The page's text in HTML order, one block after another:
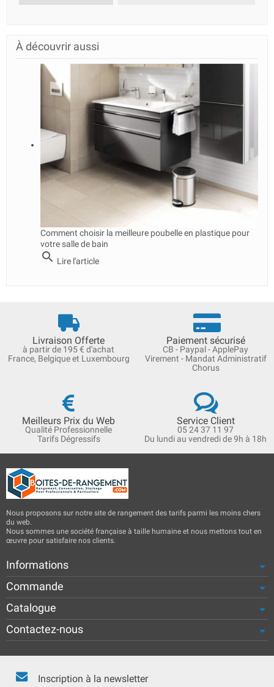
À découvrir aussi
Comment choisir la meilleure poubelle en plastique pour
votre salle de bain
search Lire l'article
Livraison Offerte
à partir de 195 € d'achat
France, Belgique et Luxembourg
Paiement sécurisé
CB - Paypal - ApplePay
Virement - Mandat Administratif
Chorus
Meilleurs Prix du Web
Qualité Professionnelle
Tarifs Dégressifs
Service Client
05 24 37 11 97
Du lundi au vendredi de 9h à 18h
Nous proposons sur notre site de rangement des tarifs parmi les moins chers
du web.
Nous sommes une société française à taille humaine et nous mettons tout en
œuvre pour satisfaire nos clients.
Informations
Commande
Catalogue
Contactez-nous
Inscription à la newsletter